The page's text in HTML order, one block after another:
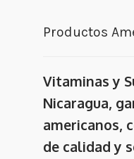
Productos
Vitaminas y
Nicaragua,
americanos,
de calidad y